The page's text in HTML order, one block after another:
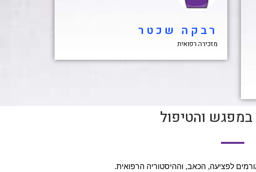
רבקה שכטר
מזכירה רפואית
והטיפול
לפציעה, הכאב, וההיסטוריה הרפואית.